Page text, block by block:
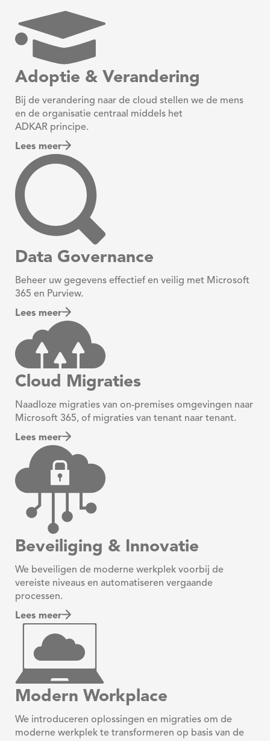
Adoptie & Verandering
Bij de verandering naar de cloud stellen we de mens
en de organisatie centraal middels het
ADKAR principe.
Lees meer
Data Governance
Beheer uw gegevens effectief en veilig met Microsoft
365 en Purview.
Lees meer
Cloud Migraties
Naadloze migraties van on-premises omgevingen naar
Microsoft 365, of migraties van tenant naar tenant.
Lees meer
Beveiliging & Innovatie
We beveiligen de moderne werkplek voorbij de
vereiste niveaus en automatiseren vergaande
processen.
Lees meer
Modern Workplace
We introduceren oplossingen en migraties om de
moderne werkplek te transformeren op basis van de